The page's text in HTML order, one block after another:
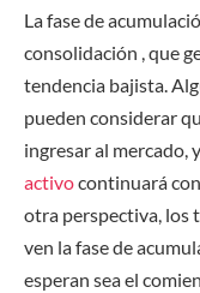
La fase de
consolidación , que
tendencia bajista.
pueden considerar
ingresar al mercado,
activocontinuará
otra perspectiva, los
ven la fase de
esperan sea el